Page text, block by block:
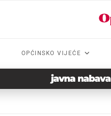
OPĆINSKO VIJEĆE
javna nabava